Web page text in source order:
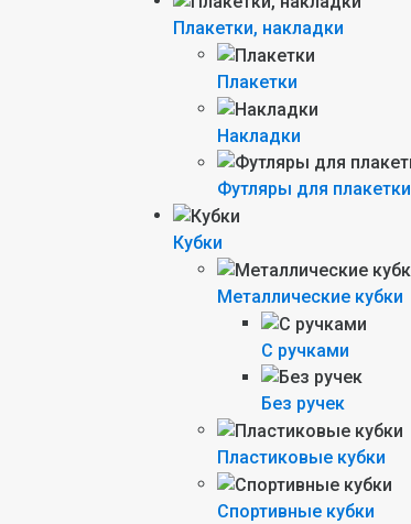
Плакетки, накладки
Плакетки
Накладки
Футляры для плакетки
Кубки
Металлические кубки
С ручками
Без ручек
Пластиковые кубки
Спортивные кубки